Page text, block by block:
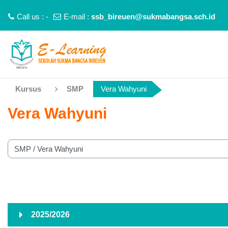
Call us : - E-mail : ssb_bireuen@sukmabangsa.sch.id
Kursus SMP Vera Wahyuni
Vera Wahyuni
kursus
2025/2026